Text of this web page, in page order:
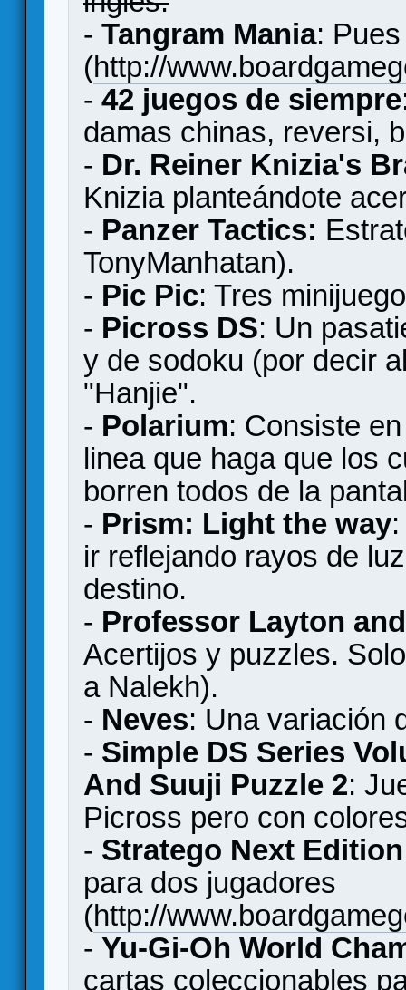
- Tangram Mania:
(http://
- 42 juegos de siempre
damas chinas, reversi,
- Dr. Reiner Knizia's
Knizia planteándote
- Panzer Tactics:
TonyManhatan).
- Pic Pic: Tres
- Picross DS: Un
y de sodoku (por decir
"Hanjie".
- Polarium: Consiste
linea que haga que los
borren todos de la
- Prism: Light the way
ir reflejando rayos de
destino.
- Professor Layton
Acertijos y puzzles.
a Nalekh).
- Neves: Una variación
- Simple DS Series
And Suuji Puzzle 2:
Picross pero con
- Stratego Next Edition
para dos jugadores
(http://
- Yu-Gi-Oh World
cartas coleccionables